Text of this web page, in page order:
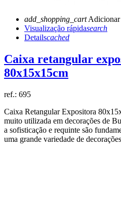
add_shopping_cartAdicionar
Visualização rápidasearch
Detailscached
Caixa retangular
80x15x15cm
ref.: 695
Caixa Retangular Expositora
muito utilizada em decorações de
a sofisticação e requinte são
uma grande variedade de